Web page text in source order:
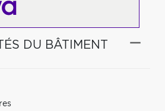
DU BÂTIMENT